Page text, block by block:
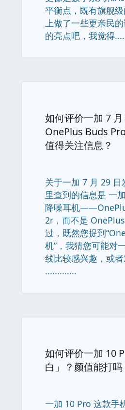
平衡点，既有旗舰
上做了一些更亲民
的亮点吧，我觉得
如何评价一加 7
OnePlus Buds
值得关注信息？
关于一加 7 月 29
里查到的信息是 一
降噪耳机
2r，而不是
过，既然您提到
机”，我猜您可能对
线比较感兴趣，或
.............
如何评价一加 10
白」？颜值能打吗
一加 10 Pro 这款手